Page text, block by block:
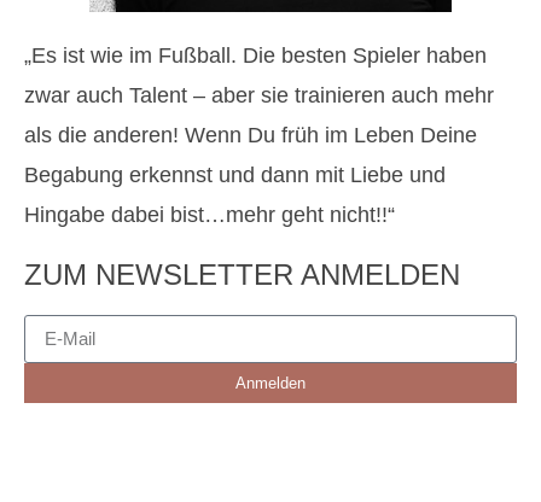
„Es ist wie im Fußball. Die besten Spieler haben
zwar auch Talent – aber sie trainieren auch mehr
als die anderen! Wenn Du früh im Leben Deine
Begabung erkennst und dann mit Liebe und
Hingabe dabei bist…mehr geht nicht!!“
ZUM NEWSLETTER ANMELDEN
Anmelden